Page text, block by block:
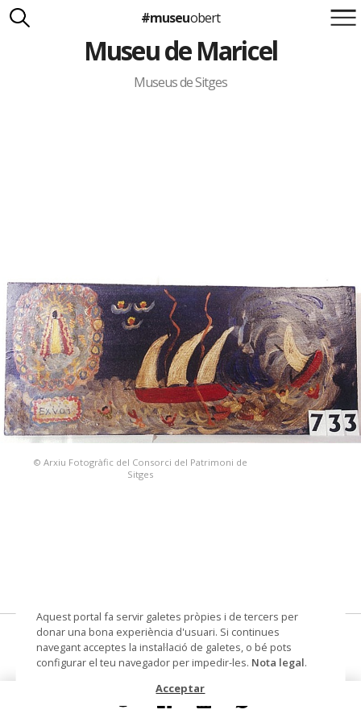
Suma't a la iniciativa
Carlota Royo
Francesca Barcellona
#museuobert
Museu de Maricel
Museus de Sitges
© Arxiu Fotogràfic del Consorci del Patrimoni de
Sitges
Ex-Vot
exvot
Aquest portal fa servir galetes pròpies i de tercers per
donar una bona experiència d'usuari. Si continues
navegant acceptes la instal·lació de galetes, o bé pots
configurar el teu navegador per impedir-les. Nota legal.
Acceptar